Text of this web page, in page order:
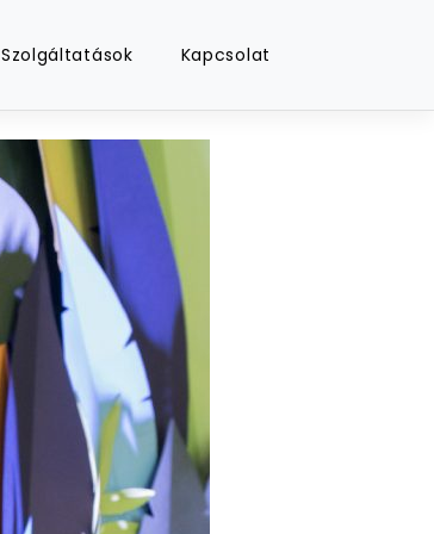
Szolgáltatások Kapcsolat